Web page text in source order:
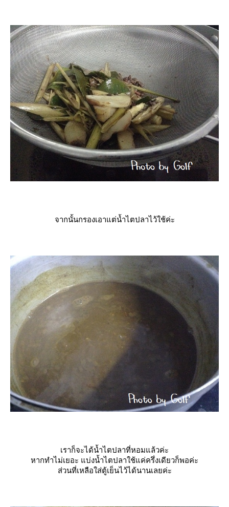
จากนั้นกรองเอาแต่น้ำไตปลาไว้ใช้ค่ะ
เราก็จะได้น้ำไตปลาที่หอมแล้วค่ะ
หากทำไม่เยอะ แบ่งน้ำไตปลาใช้แค่ครึ่งเดียวก็พอค่ะ
ส่วนที่เหลือใส่ตู้เย็นไว้ได้นานเลยค่ะ